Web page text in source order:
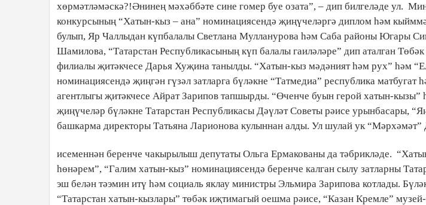
хөрмәтләмәскә?!Әнинең мәхәббәте сине гомер буе озата”, – дип билгеләде ул.
конкурсының “Хатын-кыз – ана” номинациясендә җиңүчеләргә диплом һәм
булып, Яр Чаллыдан күпбалалы Светлана Мулланурова һәм Саба районы Югары
Шамилова, “Татарстан Республикасының күп балалы гаиләләре” дип аталган
филиалы җитәкчесе Дарья Хуҗина танылды. “Хатын-кыз мәдәният һәм рух” һәм
номинациясендә җиңгән гүзәл затларга бүләкне “Татмедиа” республика
агентлыгы җитәкчесе Айрат Зарипов тапшырды. “Өченче буын герой хатын-кызы”
җиңүчеләр бүләкне Татарстан Республикасы Дәүләт Советы рәисе урынбасары,
башкарма директоры Татьяна Ларионова кулыннан алды. Ул шулай ук “Мәрхәмәт”
исеменнән беренче чакырылыш депутаты Ольга Ермакованы да тәбрикләде.
һөнәрем”, “Галим хатын-кыз” номинациясендә беренче калган сылу затларны
эш белән тәэмин итү һәм социаль яклау министры Эльмира Зарипова котлады.
“Татарстан хатын-кызлары” төбәк иҗтимагый оешма рәисе, “Казан Кремле”